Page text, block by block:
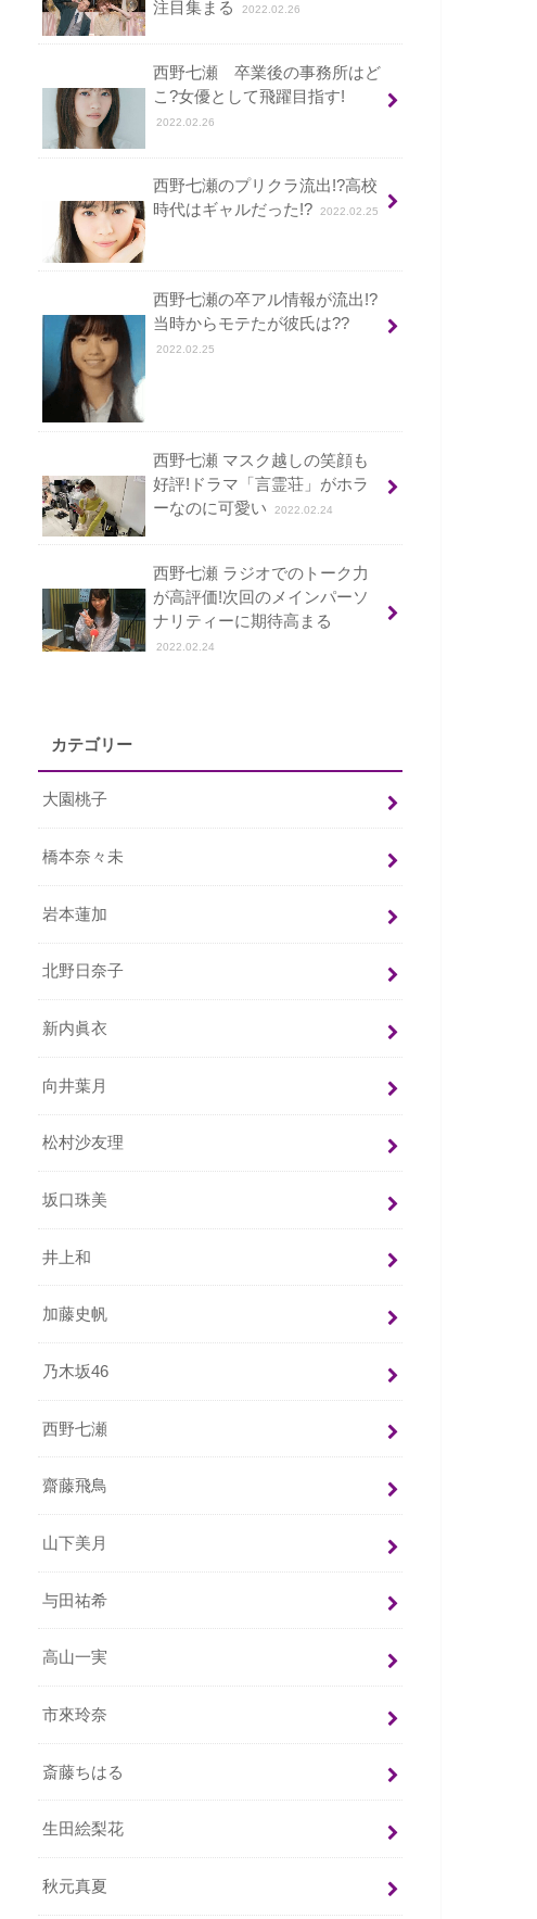
注目集まる
2022.02.26
西野七瀬 卒業後の事務所はど
こ?女優として飛躍目指す!
2022.02.26
西野七瀬のプリクラ流出!?高校
時代はギャルだった!?
2022.02.25
西野七瀬の卒アル情報が流出!?
当時からモテたが彼氏は??
2022.02.25
西野七瀬 マスク越しの笑顔も
好評!ドラマ「言霊荘」がホラ
ーなのに可愛い
2022.02.24
西野七瀬 ラジオでのトーク力
が高評価!次回のメインパーソ
ナリティーに期待高まる
2022.02.24
カテゴリー
大園桃子
橋本奈々未
岩本蓮加
北野日奈子
新内眞衣
向井葉月
松村沙友理
坂口珠美
井上和
加藤史帆
乃木坂46
西野七瀬
齋藤飛鳥
山下美月
与田祐希
高山一実
市來玲奈
斎藤ちはる
生田絵梨花
秋元真夏